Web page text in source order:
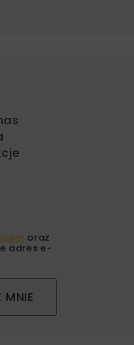
oraz
adres e-
MNIE